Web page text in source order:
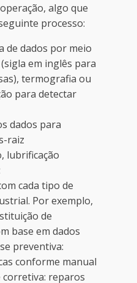
algo que
processo:
de dados por meio
em inglês para
termografia ou
para detectar
dados para
raiz
lubrificação
cada tipo de
Por exemplo,
de
base em dados
preventiva:
conforme manual
reparos